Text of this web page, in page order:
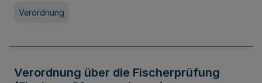
Verordnung
Verordnung über die Fischerprüfung